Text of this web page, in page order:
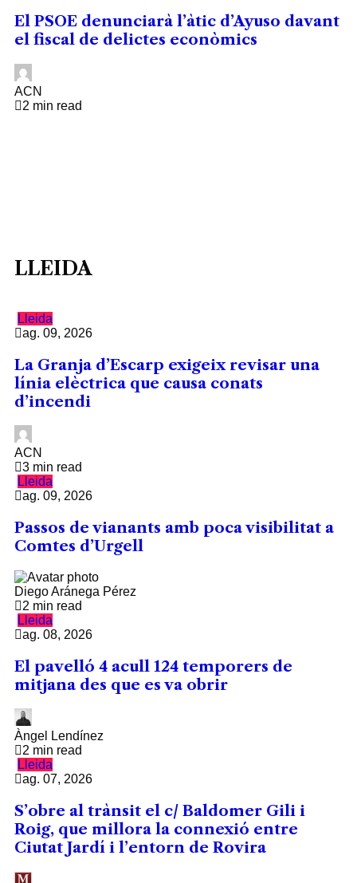
El PSOE denunciarà l’àtic d’Ayuso davant
el fiscal de delictes econòmics
ACN
2 min read
LLEIDA
Lleida
ag. 09, 2026
La Granja d’Escarp exigeix revisar una
línia elèctrica que causa conats
d’incendi
ACN
3 min read
Lleida
ag. 09, 2026
Passos de vianants amb poca visibilitat a
Comtes d’Urgell
Diego Aránega Pérez
2 min read
Lleida
ag. 08, 2026
El pavelló 4 acull 124 temporers de
mitjana des que es va obrir
Àngel Lendínez
2 min read
Lleida
ag. 07, 2026
S’obre al trànsit el c/ Baldomer Gili i
Roig, que millora la connexió entre
Ciutat Jardí i l’entorn de Rovira